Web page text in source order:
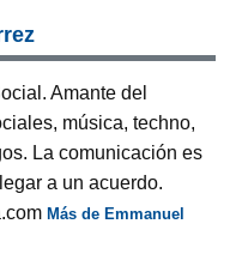
Amante del
música, techno,
La comunicación es
a un acuerdo.
Más de Emmanuel